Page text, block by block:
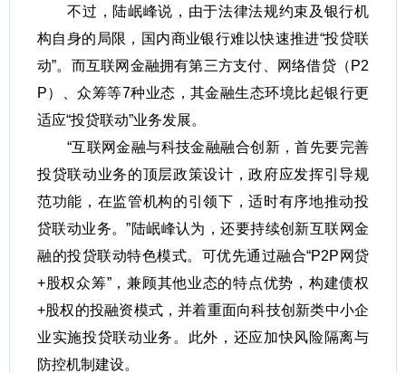
不过，陆岷峰说，由于法律法规约束及银行机
构自身的局限，国内商业银行难以快速推进“投贷联
动”。而互联网金融拥有第三方支付、网络借贷（P2
P）、众筹等7种业态，其金融生态环境比起银行更
适应“投贷联动”业务发展。
“互联网金融与科技金融融合创新，首先要完善
投贷联动业务的顶层政策设计，政府应发挥引导规
范功能，在监管机构的引领下，适时有序地推动投
贷联动业务。”陆岷峰认为，还要持续创新互联网金
融的投贷联动特色模式。可优先通过融合“P2P网贷
+股权众筹”，兼顾其他业态的特点优势，构建债权
+股权的投融资模式，并着重面向科技创新类中小企
业实施投贷联动业务。此外，还应加快风险隔离与
防控机制建设。